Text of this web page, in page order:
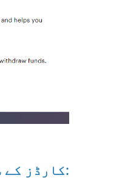
VISA، Mastercard اور Maestro کارڈز کے ساتھ ٹاپ اپ اکاؤنٹس کے لیے: